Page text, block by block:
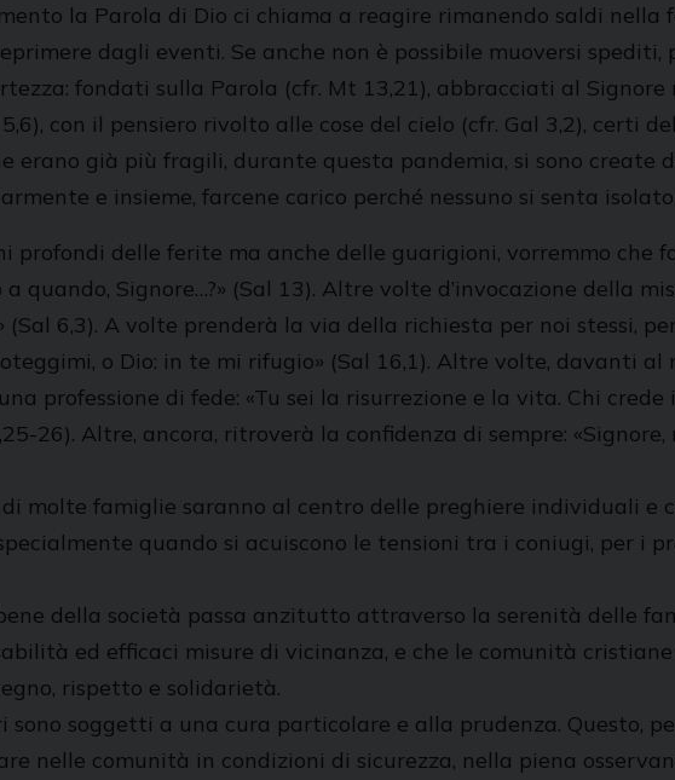
la Parola di Dio ci chiama a reagire rimanendo saldi nella
dagli eventi. Se anche non è possibile muoversi
fondati sulla Parola (cfr. Mt 13,21), abbracciati al Signore
con il pensiero rivolto alle cose del cielo (cfr. Gal 3,2), certi
erano già più fragili, durante questa pandemia, si sono create
e insieme, farcene carico perché nessuno si senta
profondi delle ferite ma anche delle guarigioni, vorremmo
quando, Signore…?» (Sal 13). Altre volte d’invocazione della
(Sal 6,3). A volte prenderà la via della richiesta per noi stessi,
o Dio: in te mi rifugio» (Sal 16,1). Altre volte, davanti
professione di fede: «Tu sei la risurrezione e la vita. Chi
26). Altre, ancora, ritroverà la confidenza di sempre:
molte famiglie saranno al centro delle preghiere individuali e
quando si acuiscono le tensioni tra i coniugi, per i
della società passa anzitutto attraverso la serenità delle
ed efficaci misure di vicinanza, e che le comunità
rispetto e solidarietà.
soggetti a una cura particolare e alla prudenza. Questo,
nelle comunità in condizioni di sicurezza, nella piena